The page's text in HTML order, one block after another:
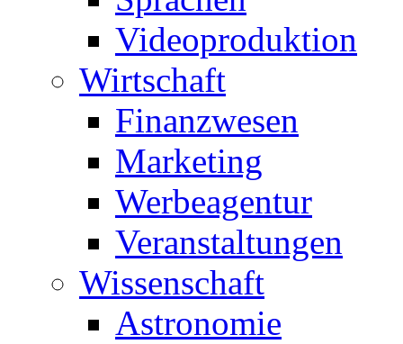
Videoproduktion
Wirtschaft
Finanzwesen
Marketing
Werbeagentur
Veranstaltungen
Wissenschaft
Astronomie